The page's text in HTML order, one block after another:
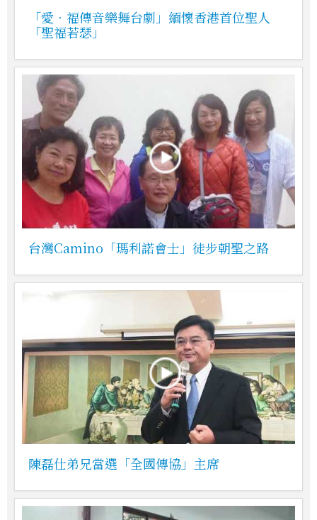
「愛‧福傳音樂舞台劇」緬懷香港首位聖人
「聖福若瑟」
台灣Camino「瑪利諾會士」徒步朝聖之路
陳磊仕弟兄當選「全國傳協」主席